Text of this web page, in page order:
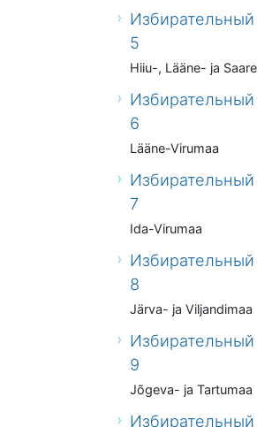
5
Hiiu-, Lääne- ja
6
Lääne-Virumaa
7
Ida-Virumaa
8
Järva- ja Viljandimaa
9
Jõgeva- ja Tartumaa